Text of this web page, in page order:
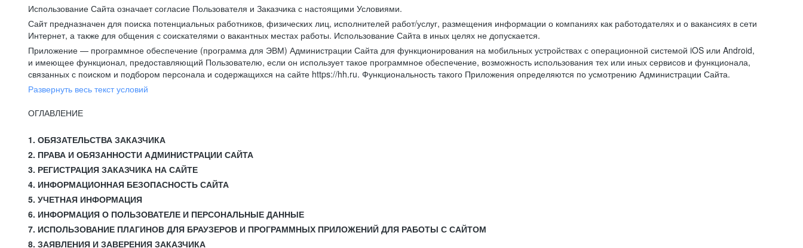
Использование Сайта означает согласие Пользователя и Заказчика с настоящими Условиями.
Сайт предназначен для поиска потенциальных работников, физических лиц, исполнителей работ/услуг, размещения информации о компаниях как работодателях и о вакансиях в сети
Интернет, а также для общения с соискателями о вакантных местах работы. Использование Сайта в иных целях не допускается.
Приложение — программное обеспечение (программа для ЭВМ) Администрации Сайта для функционирования на мобильных устройствах с операционной системой iOS или Android,
и имеющее функционал, предоставляющий Пользователю, если он использует такое программное обеспечение, возможность использования тех или иных сервисов и функционала,
связанных с поиском и подбором персонала и содержащихся на сайте https://hh.ru. Функциональность такого Приложения определяются по усмотрению Администрации Сайта.
Развернуть весь текст условий
ОГЛАВЛЕНИЕ
1. ОБЯЗАТЕЛЬСТВА ЗАКАЗЧИКА
2. ПРАВА И ОБЯЗАННОСТИ АДМИНИСТРАЦИИ САЙТА
3. РЕГИСТРАЦИЯ ЗАКАЗЧИКА НА САЙТЕ
4. ИНФОРМАЦИОННАЯ БЕЗОПАСНОСТЬ САЙТА
5. УЧЕТНАЯ ИНФОРМАЦИЯ
6. ИНФОРМАЦИЯ О ПОЛЬЗОВАТЕЛЕ И ПЕРСОНАЛЬНЫЕ ДАННЫЕ
7. ИСПОЛЬЗОВАНИЕ ПЛАГИНОВ ДЛЯ БРАУЗЕРОВ И ПРОГРАММНЫХ ПРИЛОЖЕНИЙ ДЛЯ РАБОТЫ С САЙТОМ
8. ЗАЯВЛЕНИЯ И ЗАВЕРЕНИЯ ЗАКАЗЧИКА